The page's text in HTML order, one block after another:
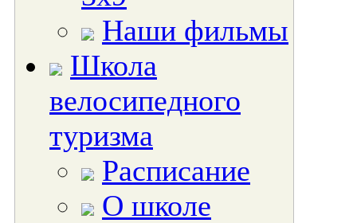
Наши фильмы
Школа
велосипедного
туризма
Расписание
О школе